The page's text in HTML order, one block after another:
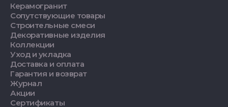
Керамогранит
Сопутствующие товары
Строительные смеси
Декоративные изделия
Коллекции
Уход и укладка
Доставка и оплата
Гарантия и возврат
Журнал
Акции
Сертификаты